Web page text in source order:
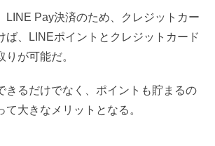
LINE Pay決済のため、クレジットカー
ば、LINEポイントとクレジットカード
が可能だ。
きるだけでなく、ポイントも貯まるの
て大きなメリットとなる。